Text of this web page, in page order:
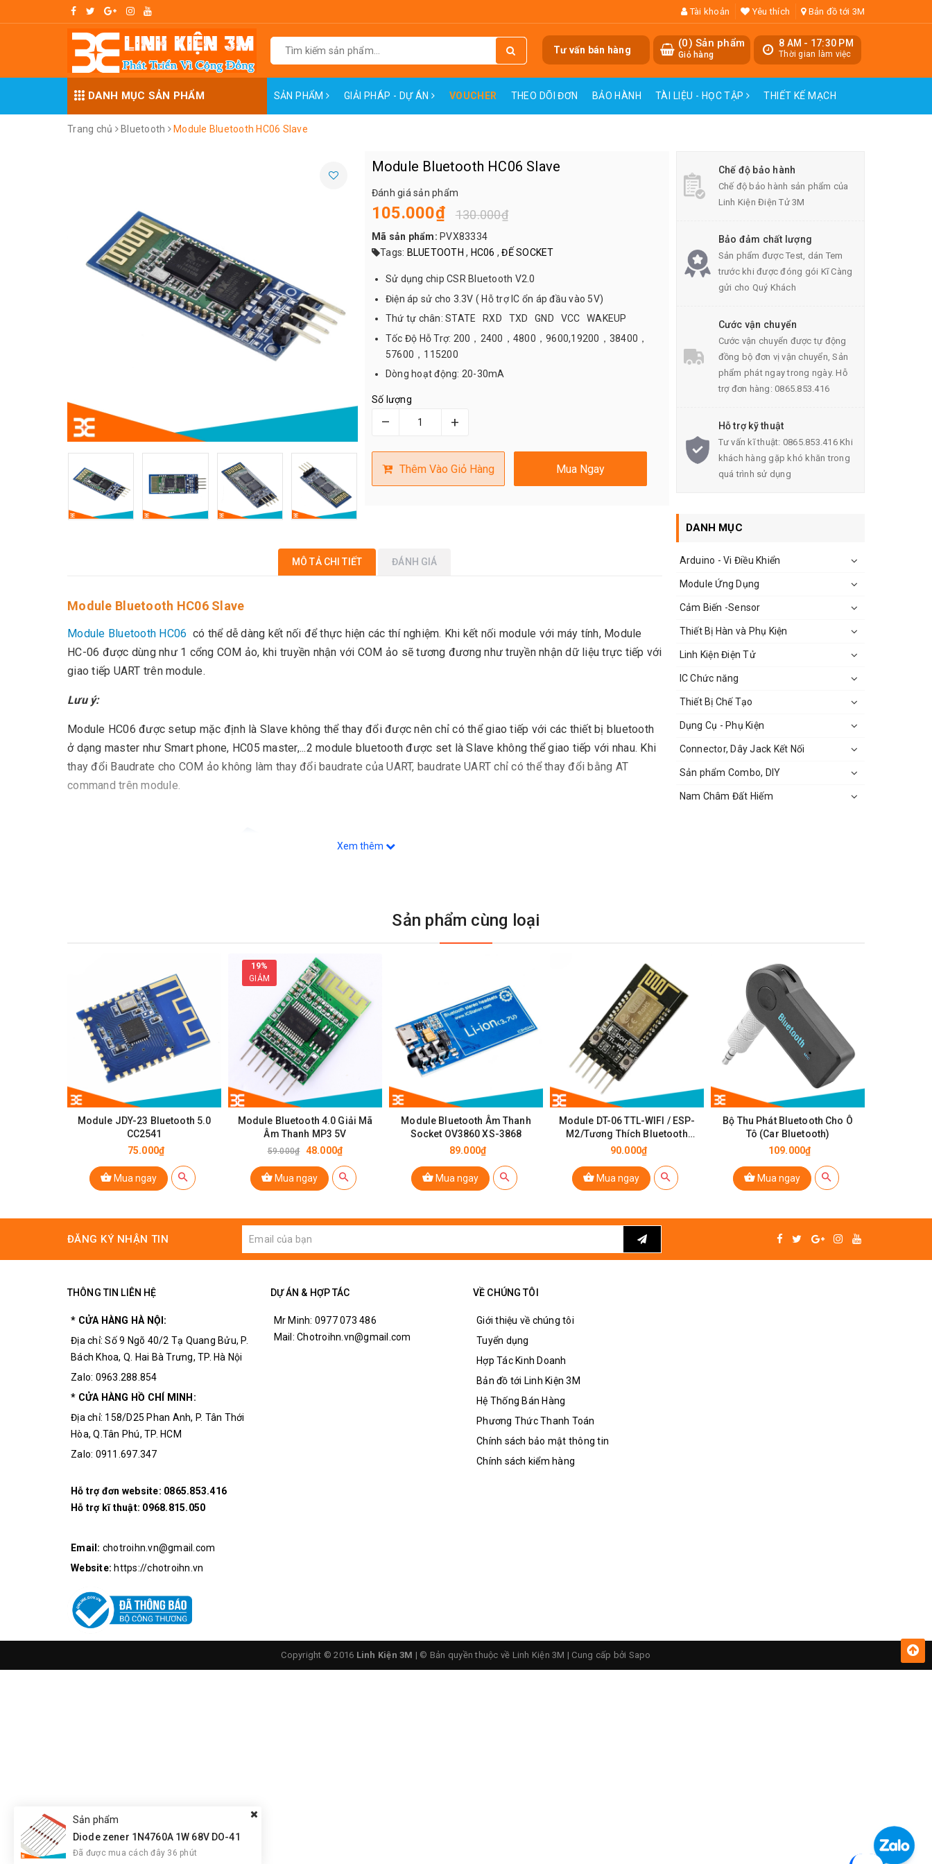
Tài khoản Yêu thích Bản đồ tới 3M
8 AM - 17:30 PM
Thời gian làm việc
(0) Sản phẩm
Giỏ hàng
Tư vấn bán hàng
DANH MỤC SẢN PHẨM SẢN PHẨM GIẢI PHÁP - DỰ ÁN VOUCHER THEO DÕI ĐƠN BẢO HÀNH TÀI LIỆU - HỌC TẬP THIẾT KẾ MẠCH
Trang chủ Bluetooth Module Bluetooth HC06 Slave
Module Bluetooth HC06 Slave
Đánh giá sản phẩm
105.000₫ 130.000₫
Mã sản phẩm: PVX83334
Tags: BLUETOOTH , HC06 ,ĐẾ SOCKET
Sử dụng chip CSR Bluetooth V2.0
Điện áp sử cho 3.3V ( Hỗ trợ IC ổn áp đầu vào 5V)
Thứ tự chân: STATE RXD TXD GND VCC WAKEUP
Tốc Độ Hỗ Trợ: 200，2400，4800，9600,19200，38400，
57600，115200
Dòng hoạt động: 20-30mA
Số lượng
– +
Thêm Vào Giỏ Hàng Mua Ngay
MÔ TẢ CHI TIẾT ĐÁNH GIÁ
Module Bluetooth HC06 Slave
Module Bluetooth HC06 có thể dễ dàng kết nối để thực hiện các thí nghiệm. Khi kết nối module với máy tính, Module
HC-06 được dùng như 1 cổng COM ảo, khi truyền nhận với COM ảo sẽ tương đương như truyền nhận dữ liệu trực tiếp với
giao tiếp UART trên module.
Lưu ý:
Module HC06 được setup mặc định là Slave không thể thay đổi được nên chỉ có thể giao tiếp với các thiết bị bluetooth
ở dạng master như Smart phone, HC05 master,...2 module bluetooth được set là Slave không thể giao tiếp với nhau. Khi
thay đổi Baudrate cho COM ảo không làm thay đổi baudrate của UART, baudrate UART chỉ có thể thay đổi bằng AT
command trên module.
Thông Số Kỹ ThuậtHC06
Cấu hình Slaver là cấu hình ban đầu, không thay đổi được
Điện áp sử cho 3.3V ( Hỗ trợ IC ổn áp đầu vào 5V)
Thứ tự chân: STATE RXD TXD GND VCC WAKEUP
Kích thước Module: 28mm x 15 mm x 2.35mm
Dòng hoạt động: 20-30mA
Tần số: 2.4GHz ISM band
Tốc độ:
Asynchronous: 2.1Mbps(Max)/160kbps
Synchronous: 1Mbps/1Mbps
Bảo mật: Authentication and encryption
Giao tiếp:Bluetooth
Cấu hình mặc định:
Pass: 1234
Xem thêm
Chế độ bảo hành
Chế độ bảo hành sản phẩm của
Linh Kiện Điện Tử 3M
Bảo đảm chất lượng
Sản phẩm được Test, dán Tem
trước khi được đóng gói Kĩ Càng
gửi cho Quý Khách
Cước vận chuyển
Cước vận chuyển được tự động
đồng bộ đơn vị vận chuyển, Sản
phẩm phát ngay trong ngày. Hỗ
trợ đơn hàng: 0865.853.416
Hỗ trợ kỹ thuật
Tư vấn kĩ thuật: 0865.853.416 Khi
khách hàng gặp khó khăn trong
quá trình sử dụng
DANH MỤC
Arduino - Vi Điều Khiển
Module Ứng Dụng
Cảm Biến -Sensor
Thiết Bị Hàn và Phụ Kiện
Linh Kiện Điện Tử
IC Chức năng
Thiết Bị Chế Tạo
Dụng Cụ - Phụ Kiện
Connector, Dây Jack Kết Nối
Sản phẩm Combo, DIY
Nam Châm Đất Hiếm
Sản phẩm cùng loại
Module JDY-23 Bluetooth 5.0
CC2541
75.000₫
Mua ngay
19%
GIẢM
Module Bluetooth 4.0 Giải Mã
Âm Thanh MP3 5V
59.000₫ 48.000₫
Mua ngay
Module Bluetooth Âm Thanh
Socket OV3860 XS-3868
89.000₫
Mua ngay
Module DT-06 TTL-WIFI / ESP-
M2/Tương Thích Bluetooth
HC06
90.000₫
Mua ngay
Bộ Thu Phát Bluetooth Cho Ô
Tô (Car Bluetooth)
109.000₫
Mua ngay
ĐĂNG KÝ NHẬN TIN
THÔNG TIN LIÊN HỆ
* CỬA HÀNG HÀ NỘI:
Địa chỉ: Số 9 Ngõ 40/2 Tạ Quang Bửu, P.
Bách Khoa, Q. Hai Bà Trưng, TP. Hà Nội
Zalo: 0963.288.854
* CỬA HÀNG HỒ CHÍ MINH:
Địa chỉ: 158/D25 Phan Anh, P. Tân Thới
Hòa, Q.Tân Phú, TP. HCM
Zalo: 0911.697.347
Hỗ trợ đơn website: 0865.853.416
Hỗ trợ kĩ thuật: 0968.815.050
Email: chotroihn.vn@gmail.com
Website: https://chotroihn.vn
DỰ ÁN & HỢP TÁC
Mr Minh: 0977 073 486
Mail: Chotroihn.vn@gmail.com
VỀ CHÚNG TÔI
Giới thiệu về chúng tôi
Tuyển dụng
Hợp Tác Kinh Doanh
Bản đồ tới Linh Kiện 3M
Hệ Thống Bán Hàng
Phương Thức Thanh Toán
Chính sách bảo mật thông tin
Chính sách kiểm hàng
Copyright © 2016 Linh Kiện 3M | © Bản quyền thuộc về Linh Kiện 3M | Cung cấp bởi Sapo
Sản phẩm
Diode zener 1N4760A 1W 68V DO-41
Đã được mua cách đây 36 phút